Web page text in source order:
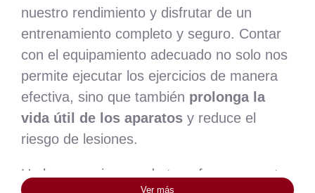
nuestro rendimiento y disfrutar de un
entrenamiento completo y seguro. Contar
con el equipamiento adecuado no solo nos
permite ejecutar los ejercicios de manera
efectiva, sino que también prolonga la
vida útil de los aparatosy reduce el
riesgo de lesiones.
Un buen equipo puede transformar nuestra
Ver más